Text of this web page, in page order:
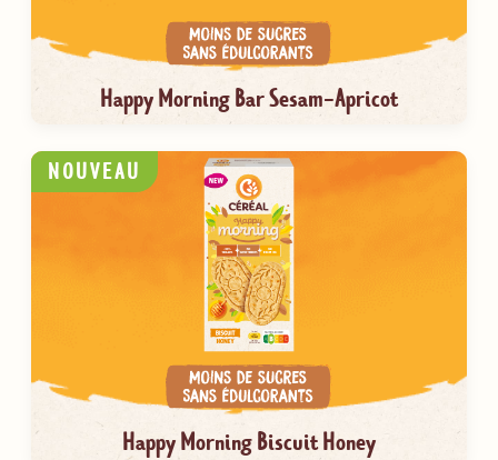
Happy Morning Bar Sesam-Apricot
NOUVEAU
Happy Morning Biscuit Honey